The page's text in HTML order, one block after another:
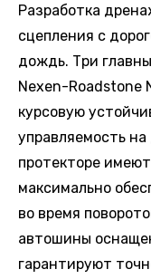
Разработка
сцепления с
дождь. Три
Nexen-Roadstone
курсовую
управляемость
протекторе
максимально
во время
автошины
гарантируют